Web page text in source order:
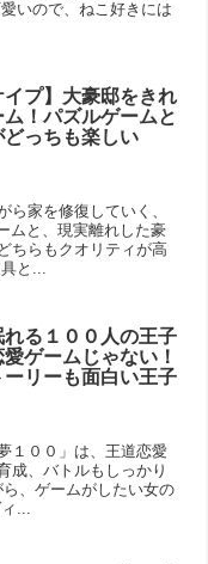
いので、ねこ好きには
イプ】大豪邸をきれ
！パズルゲームと
っちも楽しい
ら家を修復していく、
ムと、現実離れした豪
ちらもクオリティが高
と...
れる１００人の王子
ゲームじゃない！
リーも面白い王子
１００」は、王道恋愛
成、バトルもしっかり
、ゲームがしたい女の
...